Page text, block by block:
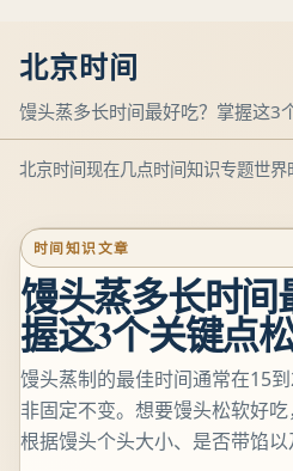
北京时间
馒头蒸多长时间最好吃？掌握这3
北京时间现在几点时间知识专题世界
时间知识文章
馒头蒸多长时间
握这3个关键点
馒头蒸制的最佳时间通常在15
非固定不变。想要馒头松软好
根据馒头个头大小、是否带馅以